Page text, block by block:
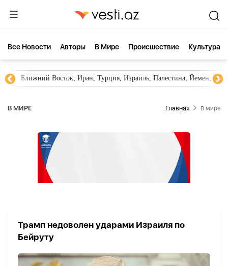
Все Новости Aвторы В Мире Происшествие Культура
Ближний Восток, Иран, Турция, Израиль, Палестина, Йемен,
В МИРЕ Главная В мире
Трамп недоволен ударами Израиля по
Бейруту